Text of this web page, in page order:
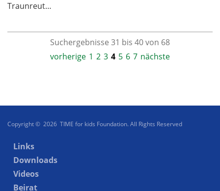
Traunreut…
Suchergebnisse 31 bis 40 von 68
vorherige 1 2 3 4 5 6 7 nächste
Copyright © 2026 TIME for kids Foundation. All Rights Reserved
Links
Downloads
Videos
Beirat